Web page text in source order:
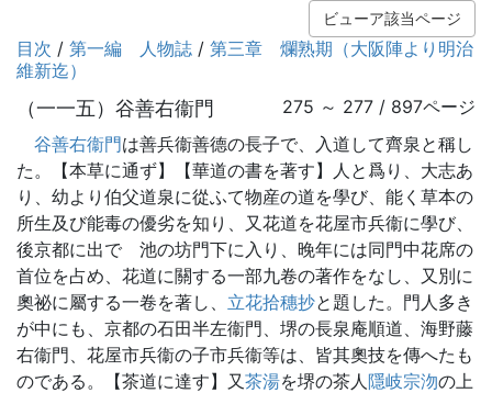
ビューア該当ページ
目次 / 第一編 人物誌 / 第三章 爛熟期（大阪陣より明治
維新迄）
（一一五）谷善右衞門
275 ～ 277 / 897ページ
谷善右衞門は善兵衞善德の長子で、入道して齊泉と稱し
た。【本草に通ず】【華道の書を著す】人と爲り、大志あ
り、幼より伯父道泉に從ふて物産の道を學び、能く草本の
所生及び能毒の優劣を知り、又花道を花屋市兵衞に學び、
後京都に出でゝ池の坊門下に入り、晚年には同門中花席の
首位を占め、花道に關する一部九卷の著作をなし、又別に
奧祕に屬する一卷を著し、 立花拾穗抄と題した。門人多き
が中にも、京都の石田半左衞門、堺の長泉庵順道、海野藤
右衞門、花屋市兵衞の子市兵衞等は、皆其奧技を傳へたも
のである。【茶道に達す】又茶湯を堺の茶人隱岐宗沕の上